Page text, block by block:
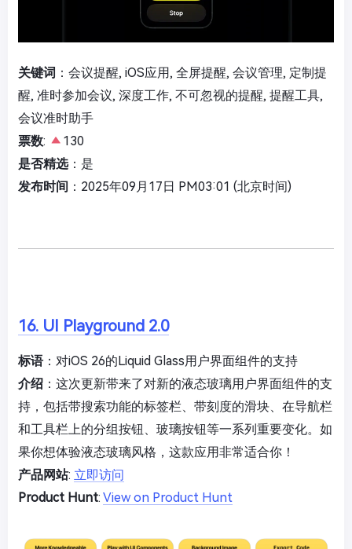
关键词 ：会议提醒, iOS应用, 全屏提醒, 会议管理, 定制提
醒, 准时参加会议, 深度工作, 不可忽视的提醒, 提醒工具,
会议准时助手
票数:
130
是否精选：是
发布时间 ：2025年09月17日 PM03:01 (北京时间)
16. UI Playground 2.0
标语：对iOS 26的Liquid Glass用户界面组件的支持
介绍 ：这次更新带来了对新的液态玻璃用户界面组件的支
持，包括带搜索功能的标签栏、带刻度的滑块、在导航栏
和工具栏上的分组按钮、玻璃按钮等一系列重要变化。如
果你想体验液态玻璃风格，这款应用非常适合你！
产品网站: 立即访问
Product Hunt: View on Product Hunt